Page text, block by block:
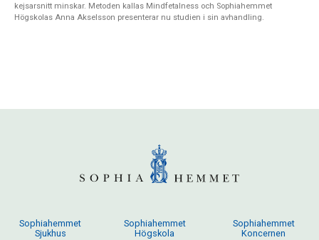
kejsarsnitt minskar. Metoden kallas Mindfetalness och Sophiahemmet
Högskolas Anna Akselsson presenterar nu studien i sin avhandling.
Sophiahemmet
Sjukhus
Sophiahemmet
Högskola
Sophiahemmet
Koncernen